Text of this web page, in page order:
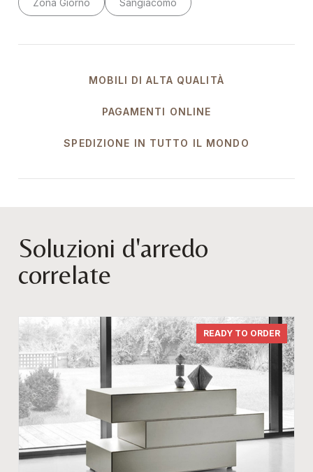
Zona Giorno Sangiacomo
MOBILI DI ALTA QUALITÀ
PAGAMENTI ONLINE
SPEDIZIONE IN TUTTO IL MONDO
Soluzioni d'arredo
correlate
READY TO ORDER